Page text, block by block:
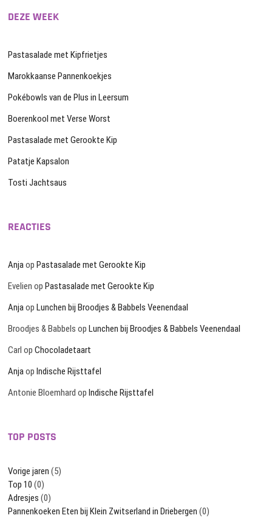
DEZE WEEK
Pastasalade met Kipfrietjes
Marokkaanse Pannenkoekjes
Pokébowls van de Plus in Leersum
Boerenkool met Verse Worst
Pastasalade met Gerookte Kip
Patatje Kapsalon
Tosti Jachtsaus
REACTIES
AnjaopPastasalade met Gerookte Kip
Evelien opPastasalade met Gerookte Kip
AnjaopLunchen bij Broodjes & Babbels Veenendaal
Broodjes & Babbels opLunchen bij Broodjes & Babbels Veenendaal
Carl opChocoladetaart
AnjaopIndische Rijsttafel
Antonie Bloemhard opIndische Rijsttafel
TOP POSTS
Vorige jaren (5)
Top 10 (0)
Adresjes (0)
Pannenkoeken Eten bij Klein Zwitserland in Driebergen (0)